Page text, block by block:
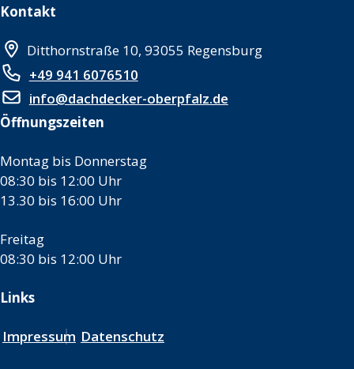
Kontakt
Ditthornstraße 10, 93055 Regensburg
+49 941 6076510
info@dachdecker-oberpfalz.de
Öffnungszeiten
Montag bis Donnerstag
08:30 bis 12:00 Uhr
13.30 bis 16:00 Uhr
Freitag
08:30 bis 12:00 Uhr
Links
Impressum Datenschutz